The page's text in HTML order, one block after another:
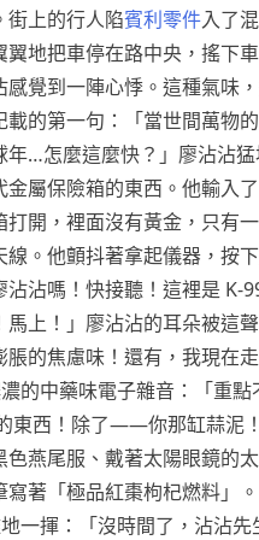
街上的行人陷賓利零件入了
地把車停在路中央，搖下
覺到一陣心悸。這種氣味
的第一句：「當世間萬物
…怎麼這麼快？」廖沾沾猛
屬保險箱的東西。他輸入
開，裡面沒有黃金，只有
。他顫抖著拿起儀器，按
沾嗎！快接聽！這裡是 K-
上！」廖沾沾的耳朵被這
的焦慮味！還有，我現在
的中藥味電子雜音：「重點
東西！除了——你那缸蒜泥
燕尾服、戴著太陽眼鏡的
著「極品紅棗枸杞燃料」
一揮：「沒時間了，沾沾先